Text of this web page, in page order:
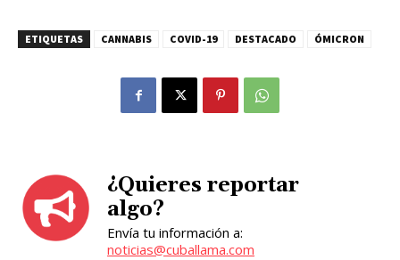
ETIQUETAS CANNABIS COVID-19 DESTACADO ÓMICRON
¿Quieres reportar
algo?
Envía tu información a:
noticias@cuballama.com